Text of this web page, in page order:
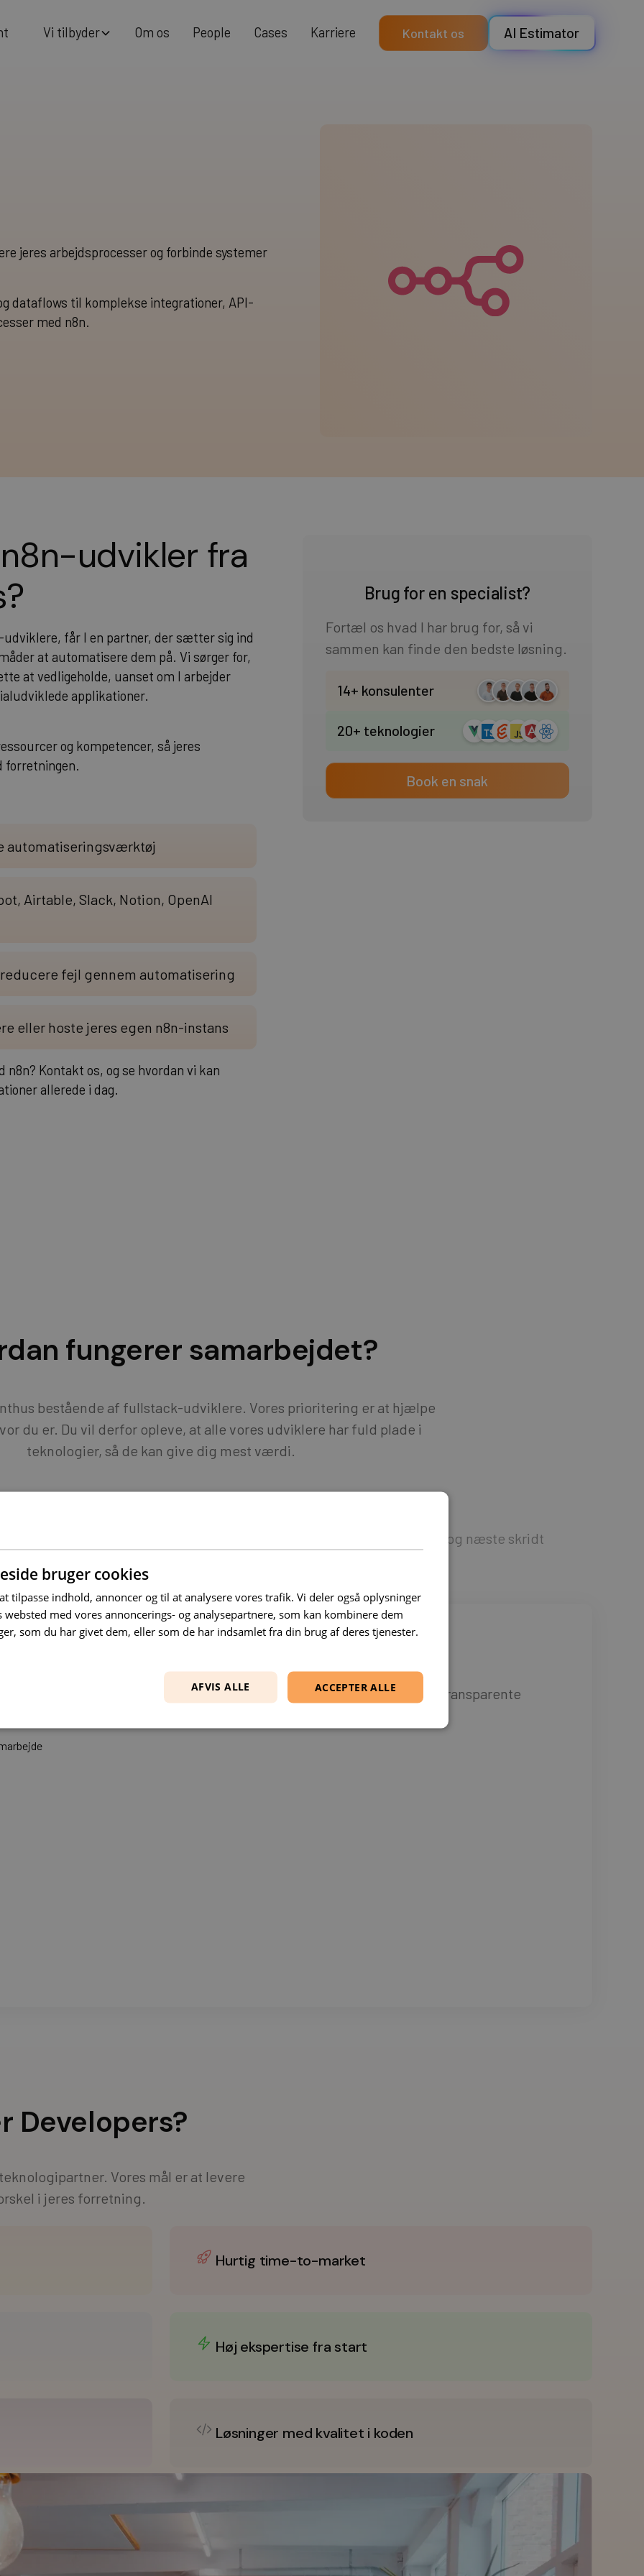
t Vi tilbyder Om os People Cases Karriere Kontakt os AI Estimator
jeres arbejdsprocesser og forbinde systemer
dataflows til komplekse integrationer, API-
med n8n.
udvikler fra
får I en partner, der sætter sig ind
at automatisere dem på. Vi sørger for,
at vedligeholde, uanset om I arbejder
applikationer.
og kompetencer, så jeres
forretningen.
automatiseringsværktøj
Airtable, Slack, Notion, OpenAI
fejl gennem automatisering
eller hoste jeres egen n8n-instans
Kontakt os, og se hvordan vi kan
allerede i dag.
Brug for en specialist?
Fortæl os hvad I har brug for, så vi
sammen kan finde den bedste løsning.
14+ konsulenter
20+ teknologier
Book en snak
fungerer samarbejdet?
bestående af fullstack-udviklere. Vores prioritering er at hjælpe
du er. Du vil derfor opleve, at alle vores udviklere har fuld plade i
teknologier, så de kan give dig mest værdi.
Overlevering og næste skridt
og et realistisk estimat.Vi holder jer opdateret undervejs og er transparente
hvor meget I vil være involveret.
Developers?
Vores mål er at levere
i jeres forretning.
Hurtig time-to-market
Høj ekspertise fra start
Løsninger med kvalitet i koden
bruger cookies
tilpasse indhold, annoncer og til at analysere vores trafik. Vi deler også oplysninger
med vores annoncerings- og analysepartnere, som kan kombinere dem
som du har givet dem, eller som de har indsamlet fra din brug af deres tjenester.
ACCEPTER ALLE
AFVIS ALLE